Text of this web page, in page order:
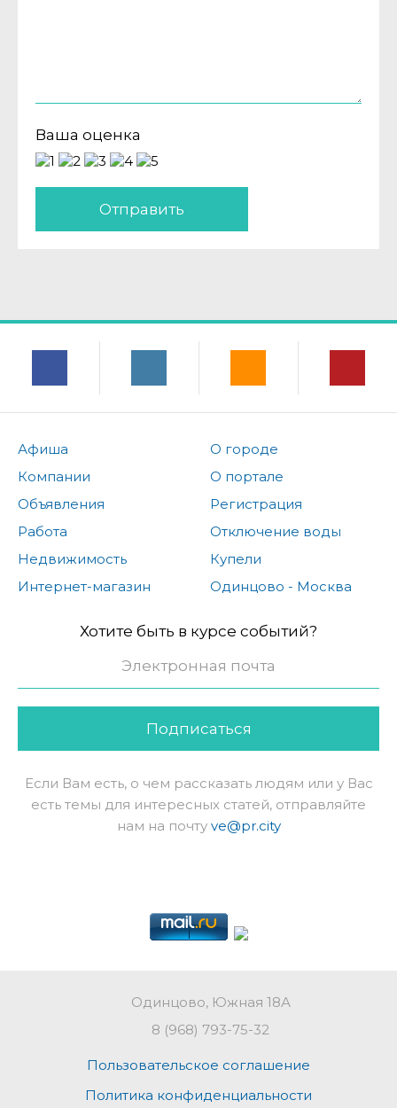
Ваша оценка
Отправить
Афиша
Компании
Объявления
Работа
Недвижимость
Интернет-магазин
О городе
О портале
Регистрация
Отключение воды
Купели
Одинцово - Москва
Хотите быть в курсе событий?
Подписаться
Если Вам есть, о чем рассказать людям или у Вас
есть темы для интересных статей, отправляйте
нам на почту ve@pr.city
Одинцово, Южная 18А
8 (968) 793-75-32
Пользовательское соглашение
Политика конфиденциальности